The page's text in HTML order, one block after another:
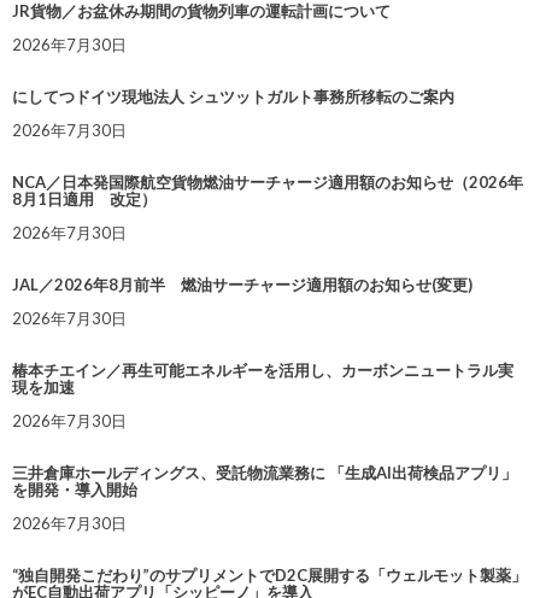
JR貨物／お盆休み期間の貨物列車の運転計画について
2026年7月30日
にしてつドイツ現地法人 シュツットガルト事務所移転のご案内
2026年7月30日
NCA／日本発国際航空貨物燃油サーチャージ適用額のお知らせ（2026年
8月1日適用 改定）
2026年7月30日
JAL／2026年8月前半 燃油サーチャージ適用額のお知らせ(変更)
2026年7月30日
椿本チエイン／再生可能エネルギーを活用し、カーボンニュートラル実
現を加速
2026年7月30日
三井倉庫ホールディングス、受託物流業務に 「生成AI出荷検品アプリ」
を開発・導入開始
2026年7月30日
“独自開発こだわり”のサプリメントでD2C展開する「ウェルモット製薬」
がEC自動出荷アプリ「シッピーノ」を導入